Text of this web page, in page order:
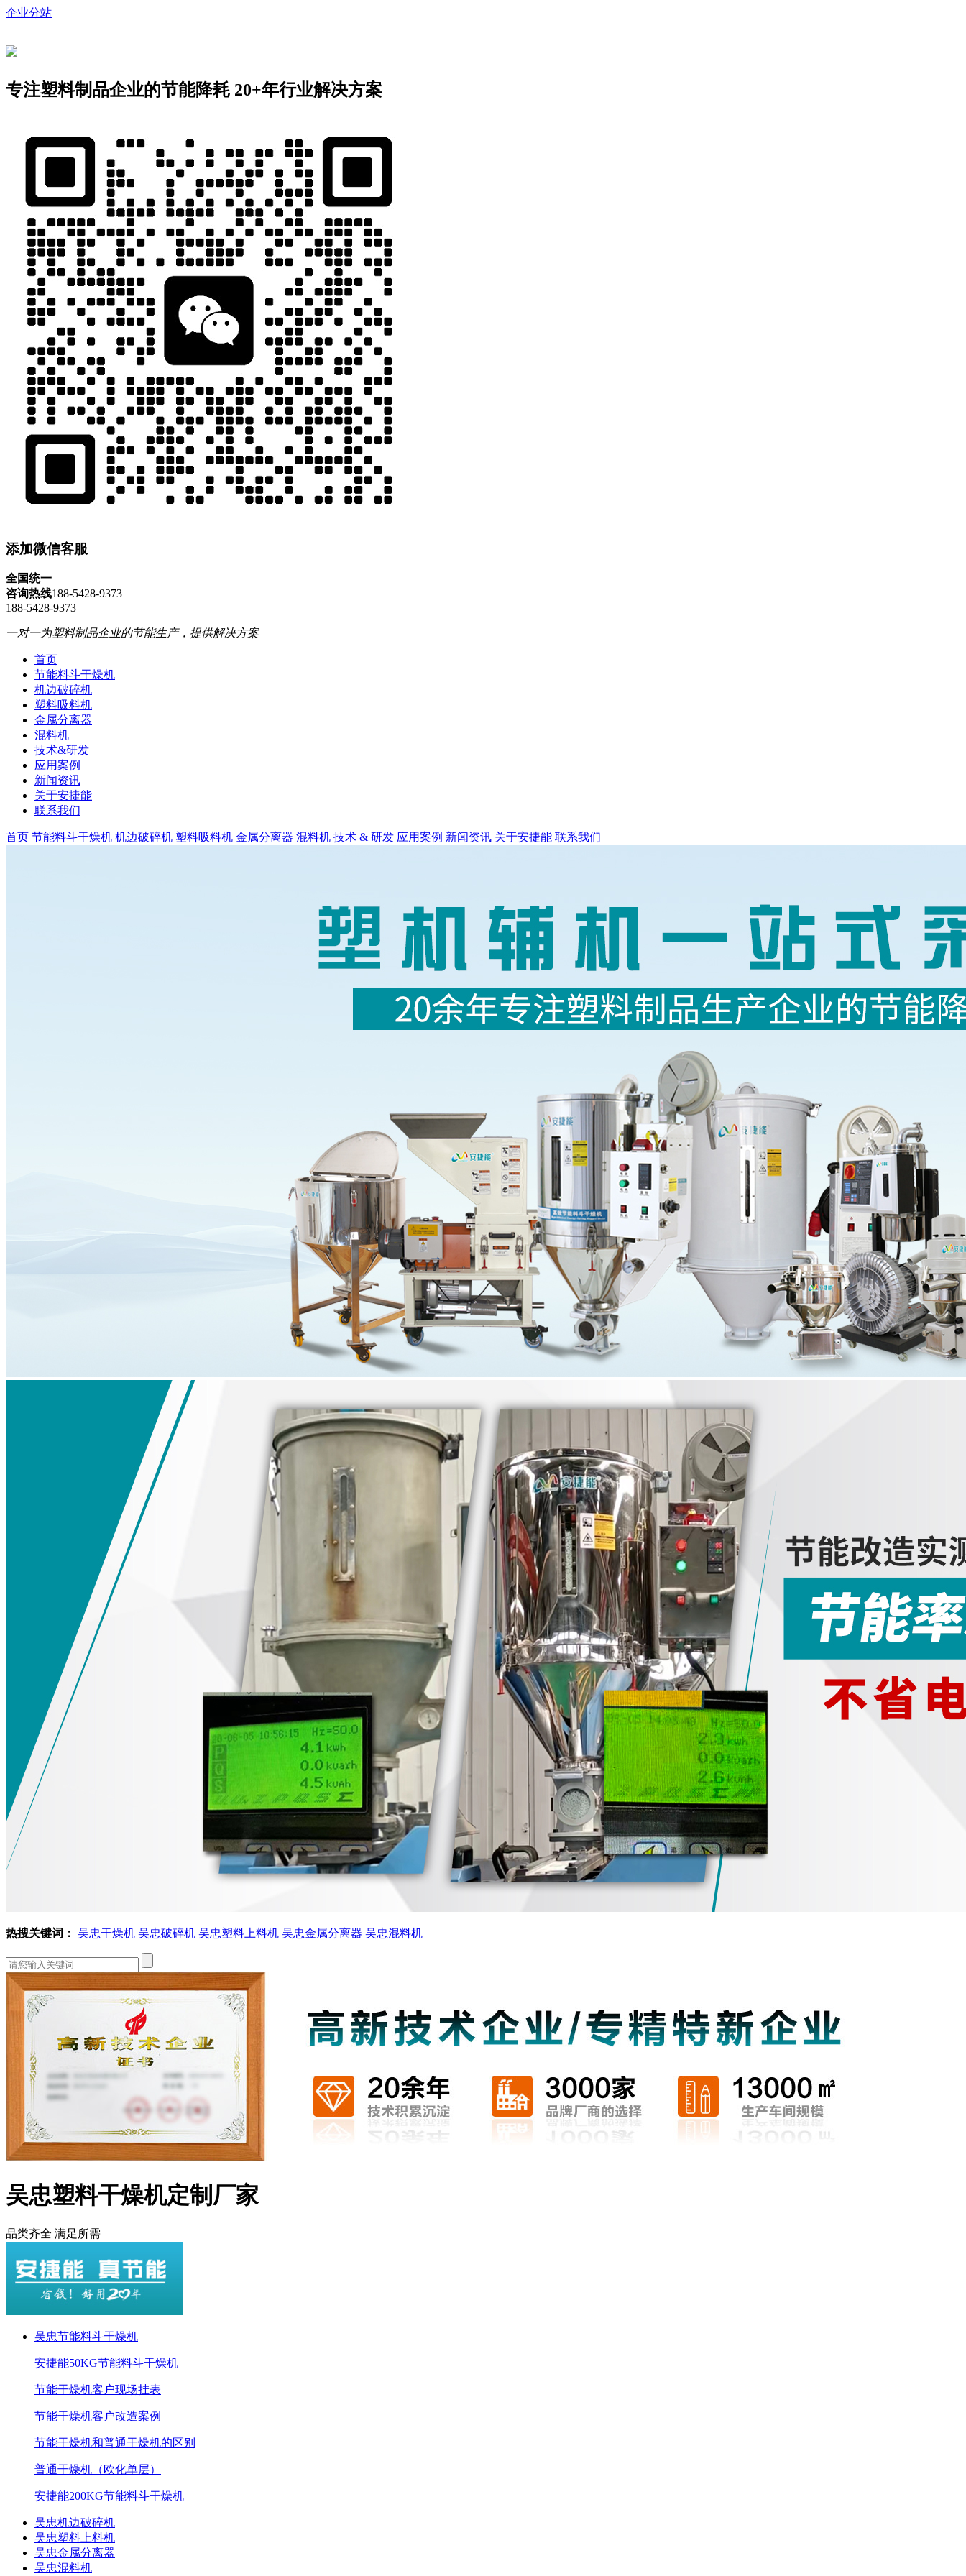
企业分站
专注塑料制品企业的节能降耗 20+年行业解决方案
添加微信客服
全国统一
咨询热线188-5428-9373
188-5428-9373
一对一为塑料制品企业的节能生产，提供解决方案
首页
节能料斗干燥机
机边破碎机
塑料吸料机
金属分离器
混料机
技术&研发
应用案例
新闻资讯
关于安捷能
联系我们
首页 节能料斗干燥机 机边破碎机 塑料吸料机 金属分离器 混料机 技术 & 研发 应用案例 新闻资讯 关于安捷能 联系我们
热搜关键词： 吴忠干燥机 吴忠破碎机 吴忠塑料上料机 吴忠金属分离器 吴忠混料机
吴忠塑料干燥机定制厂家
品类齐全 满足所需
吴忠节能料斗干燥机
安捷能50KG节能料斗干燥机
节能干燥机客户现场挂表
节能干燥机客户改造案例
节能干燥机和普通干燥机的区别
普通干燥机（欧化单层）
安捷能200KG节能料斗干燥机
吴忠机边破碎机
吴忠塑料上料机
吴忠金属分离器
吴忠混料机